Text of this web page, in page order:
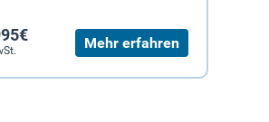
Mehr erfahren